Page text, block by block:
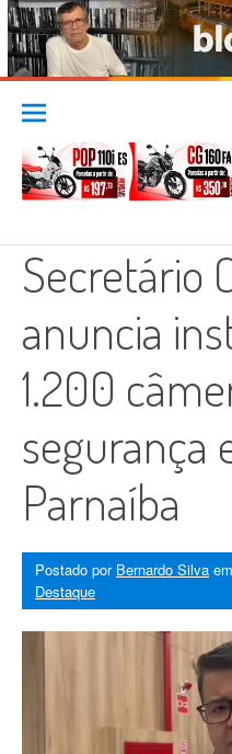
Skip
content
Secretário
anuncia
1.200
segurança
Parnaíba
Postado por Bernardo Silva em
Destaque